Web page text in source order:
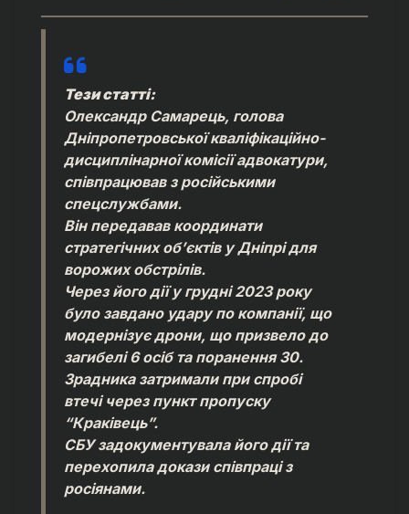
Тези статті:
Олександр Самарець, голова
Дніпропетровської кваліфікаційно-
дисциплінарної комісії адвокатури,
співпрацював з російськими
спецслужбами.
Він передавав координати
стратегічних об’єктів у Дніпрі для
ворожих обстрілів.
Через його дії у грудні 2023 року
було завдано удару по компанії, що
модернізує дрони, що призвело до
загибелі 6 осіб та поранення 30.
Зрадника затримали при спробі
втечі через пункт пропуску
“Краківець”.
СБУ задокументувала його дії та
перехопила докази співпраці з
росіянами.